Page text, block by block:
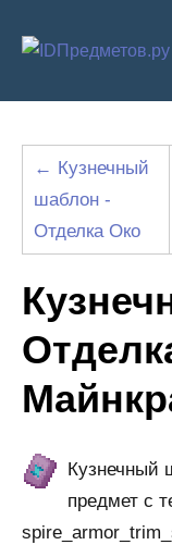
← Кузнечный
шаблон -
Отделка Око
Кузнечный
предмет с